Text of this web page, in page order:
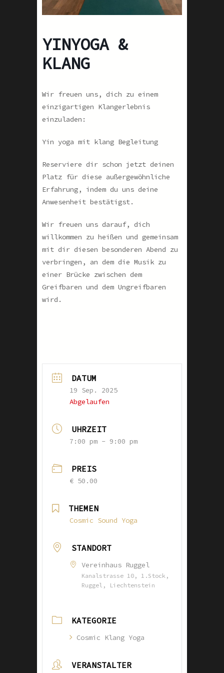
YINYOGA &
KLANG
Wir freuen uns, dich zu einem
einzigartigen Klangerlebnis
einzuladen:
Yin yoga mit klang Begleitung
Reserviere dir schon jetzt deinen
Platz für diese außergewöhnliche
Erfahrung, indem du uns deine
Anwesenheit bestätigst.
Wir freuen uns darauf, dich
willkommen zu heißen und gemeinsam
mit dir diesen besonderen Abend zu
verbringen, an dem die Musik zu
einer Brücke zwischen dem
Greifbaren und dem Ungreifbaren
wird.
DATUM
19 Sep. 2025
Abgelaufen
UHRZEIT
7:00 pm - 9:00 pm
PREIS
€ 50.00
THEMEN
Cosmic Sound Yoga
STANDORT
Vereinhaus Ruggel
Kanalstrasse 10, 1.Stock,
Ruggel, Liechtenstein
KATEGORIE
Cosmic Klang Yoga
VERANSTALTER